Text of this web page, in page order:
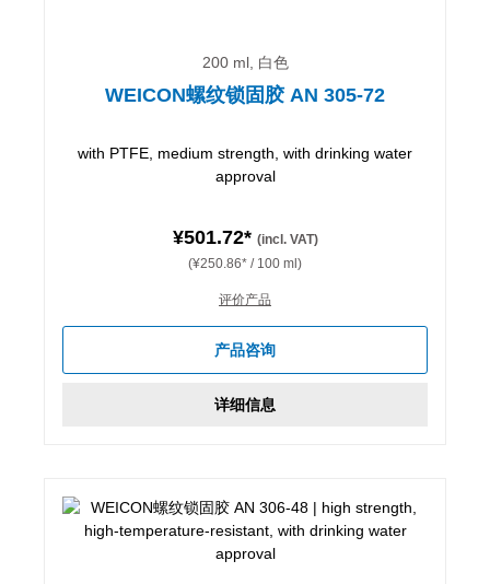
200 ml, 白色
WEICON螺纹锁固胶 AN 305-72
with PTFE, medium strength, with drinking water
approval
¥501.72* (incl. VAT)
(¥250.86* / 100 ml)
评价产品
产品咨询
详细信息